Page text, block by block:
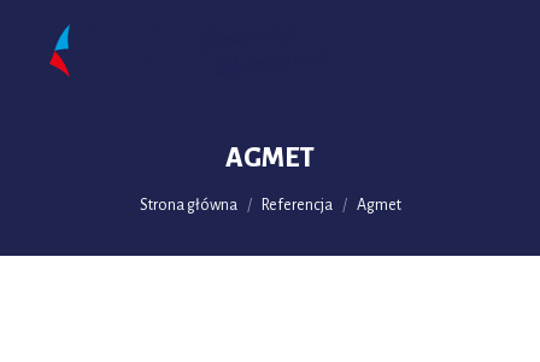
AGMET
Jesteś tutaj:
Strona główna Referencja Agmet